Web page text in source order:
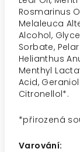
Rosmarinus
Melaleuca
Alcohol,
Sorbate,
Helianthus
Menthyl
Acid,
Citronellol*.
*přirozená
Varování: